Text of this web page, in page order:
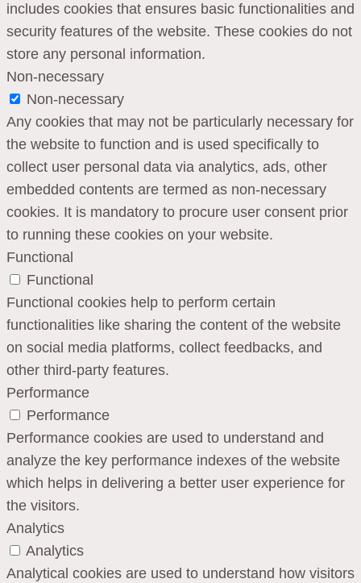
includes cookies that ensures basic functionalities and
security features of the website. These cookies do not
store any personal information.
Non-necessary
Non-necessary
Any cookies that may not be particularly necessary for
the website to function and is used specifically to
collect user personal data via analytics, ads, other
embedded contents are termed as non-necessary
cookies. It is mandatory to procure user consent prior
to running these cookies on your website.
Functional
Functional
Functional cookies help to perform certain
functionalities like sharing the content of the website
on social media platforms, collect feedbacks, and
other third-party features.
Performance
Performance
Performance cookies are used to understand and
analyze the key performance indexes of the website
which helps in delivering a better user experience for
the visitors.
Analytics
Analytics
Analytical cookies are used to understand how visitors